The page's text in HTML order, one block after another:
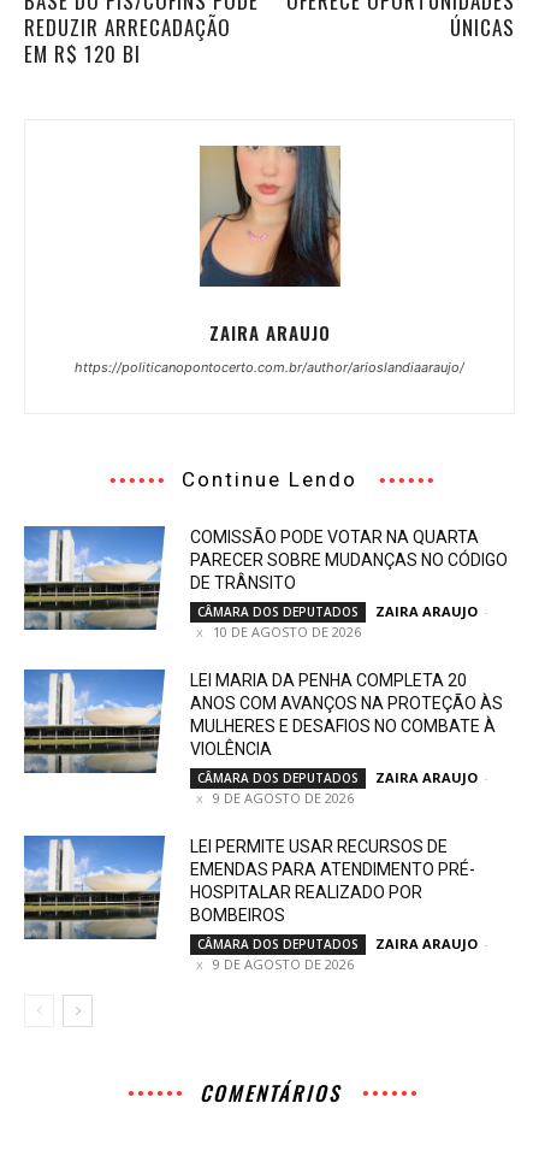
REDUZIR ARRECADAÇÃO
EM R$ 120 BI
ÚNICAS
ZAIRA ARAUJO
https://politicanopontocerto.com.br/author/arioslandiaaraujo/
Continue Lendo
COMISSÃO PODE VOTAR NA QUARTA
PARECER SOBRE MUDANÇAS NO CÓDIGO
DE TRÂNSITO
CÂMARA DOS DEPUTADOS ZAIRA ARAUJO -
10 DE AGOSTO DE 2026
LEI MARIA DA PENHA COMPLETA 20
ANOS COM AVANÇOS NA PROTEÇÃO ÀS
MULHERES E DESAFIOS NO COMBATE À
VIOLÊNCIA
CÂMARA DOS DEPUTADOS ZAIRA ARAUJO -
9 DE AGOSTO DE 2026
LEI PERMITE USAR RECURSOS DE
EMENDAS PARA ATENDIMENTO PRÉ-
HOSPITALAR REALIZADO POR
BOMBEIROS
CÂMARA DOS DEPUTADOS ZAIRA ARAUJO -
9 DE AGOSTO DE 2026
COMENTÁRIOS